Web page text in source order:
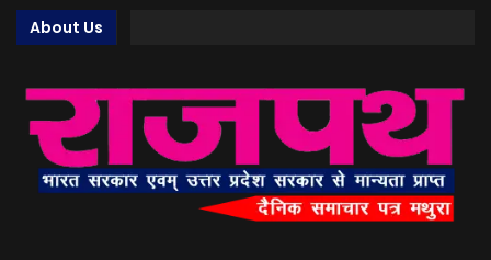
About Us